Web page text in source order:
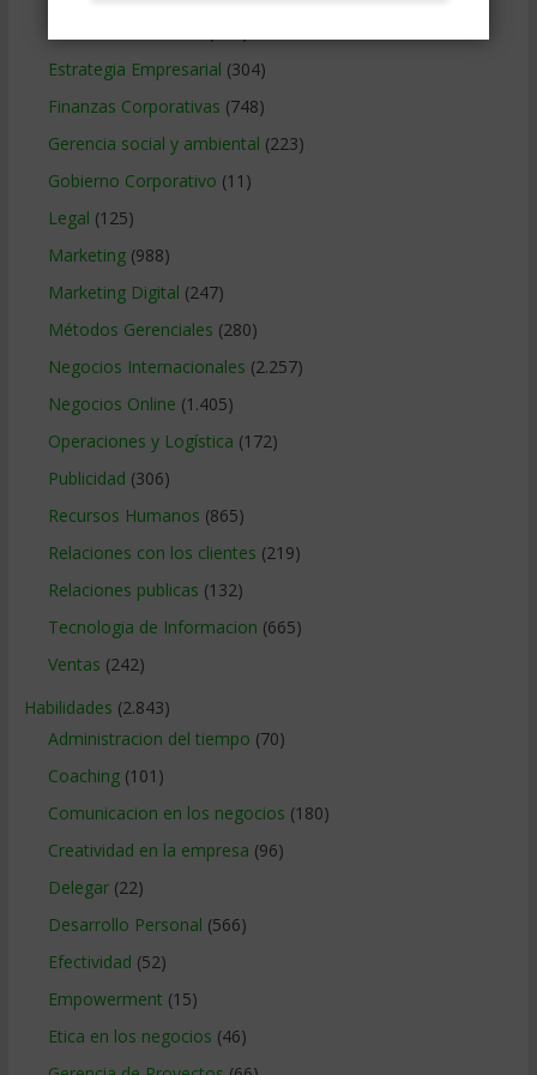
Estrategia Empresarial (304)
Finanzas Corporativas (748)
Gerencia social y ambiental (223)
Gobierno Corporativo (11)
Legal (125)
Marketing(988)
Marketing Digital (247)
Métodos Gerenciales (280)
Negocios Internacionales (2.257)
Negocios Online (1.405)
Operaciones y Logística (172)
Publicidad (306)
Recursos Humanos (865)
Relaciones con los clientes (219)
Relaciones publicas (132)
Tecnologia de Informacion (665)
Ventas (242)
Habilidades (2.843)
Administracion del tiempo (70)
Coaching(101)
Comunicacion en los negocios (180)
Creatividad en la empresa (96)
Delegar(22)
Desarrollo Personal (566)
Efectividad (52)
Empowerment (15)
Etica en los negocios (46)